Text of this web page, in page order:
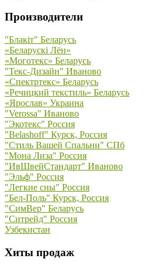
Производители
"Блакiт" Беларусь
«Беларускi Лён»
«Моготекс» Беларусь
"Текс-Дизайн" Иваново
«Спектртекс» Беларусь
«Речицкий текстиль» Беларусь
«Ярослав» Украина
"Verossa" Иваново
"Экотекс" Россия
"Belashoff" Курск, Россия
"Стиль Вашей Спальни" СПб
"Мона Лиза" Россия
"ИвШвейСтандарт" Иваново
"Эльф" Россия
"Легкие сны" Россия
"Бел-Поль" Курск, Россия
"СимВер" Беларусь
"Ситрейд" Россия
Узбекистан
Хиты продаж